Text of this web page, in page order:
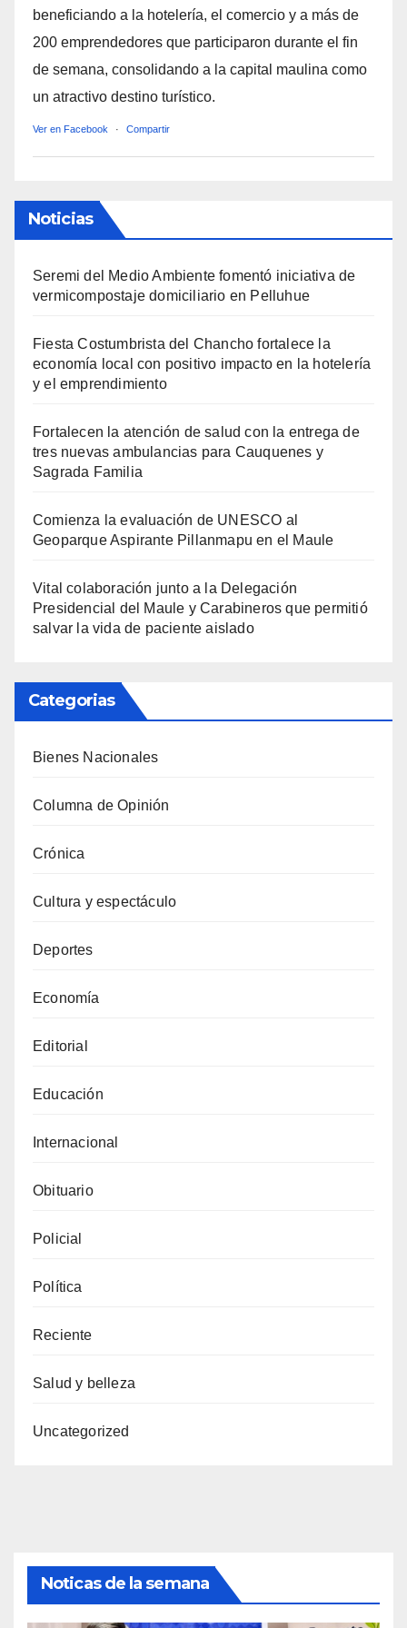
beneficiando a la hotelería, el comercio y a más de
200 emprendedores que participaron durante el fin
de semana, consolidando a la capital maulina como
un atractivo destino turístico.
Ver en Facebook · Compartir
Noticias
Seremi del Medio Ambiente fomentó iniciativa de
vermicompostaje domiciliario en Pelluhue
Fiesta Costumbrista del Chancho fortalece la
economía local con positivo impacto en la hotelería
y el emprendimiento
Fortalecen la atención de salud con la entrega de
tres nuevas ambulancias para Cauquenes y
Sagrada Familia
Comienza la evaluación de UNESCO al
Geoparque Aspirante Pillanmapu en el Maule
Vital colaboración junto a la Delegación
Presidencial del Maule y Carabineros que permitió
salvar la vida de paciente aislado
Categorias
Bienes Nacionales
Columna de Opinión
Crónica
Cultura y espectáculo
Deportes
Economía
Editorial
Educación
Internacional
Obituario
Policial
Política
Reciente
Salud y belleza
Uncategorized
Noticas de la semana